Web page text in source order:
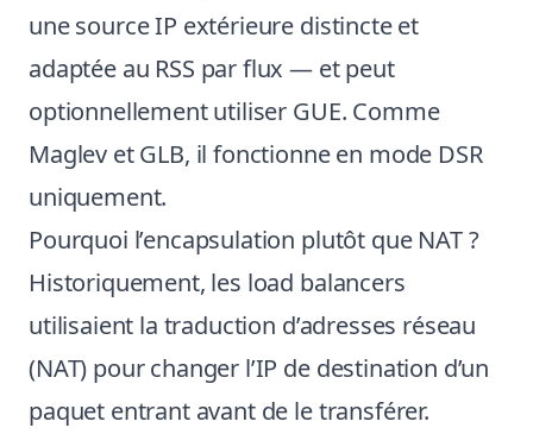
une source IP extérieure distincte et
adaptée au RSS par flux — et peut
optionnellement utiliser GUE. Comme
Maglev et GLB, il fonctionne en mode DSR
uniquement.
Pourquoi l’encapsulation plutôt que NAT ?
Historiquement, les load balancers
utilisaient la traduction d’adresses réseau
(NAT) pour changer l’IP de destination d’un
paquet entrant avant de le transférer.